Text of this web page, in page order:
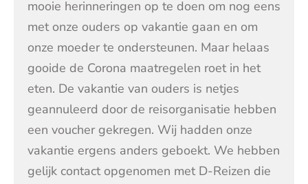
mooie herinneringen op te doen om nog eens
met onze ouders op vakantie gaan en om
onze moeder te ondersteunen. Maar helaas
gooide de Corona maatregelen roet in het
eten. De vakantie van ouders is netjes
geannuleerd door de reisorganisatie hebben
een voucher gekregen. Wij hadden onze
vakantie ergens anders geboekt. We hebben
gelijk contact opgenomen met D-Reizen die